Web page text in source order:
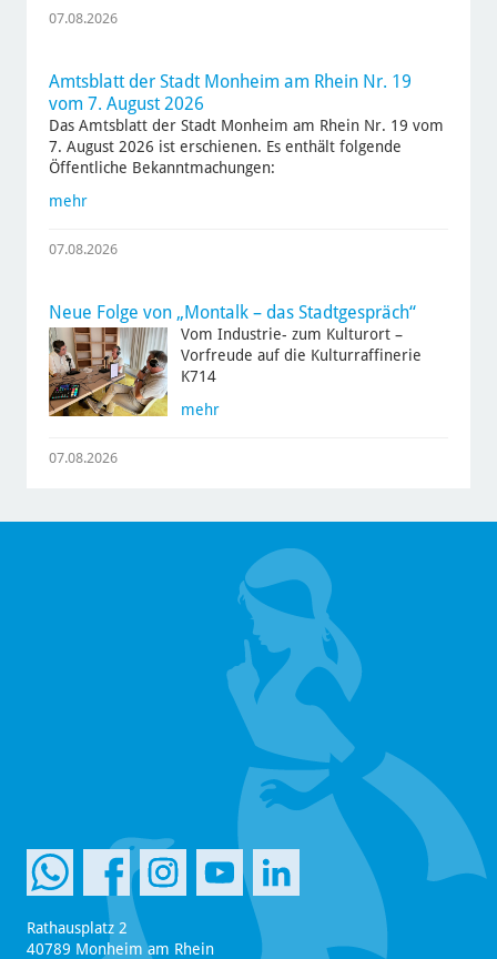
07.08.2026
Amtsblatt der Stadt Monheim am Rhein Nr. 19
vom 7. August 2026
Das Amtsblatt der Stadt Monheim am Rhein Nr. 19 vom
7. August 2026 ist erschienen. Es enthält folgende
Öffentliche Bekanntmachungen:
mehr
07.08.2026
Neue Folge von „Montalk – das Stadtgespräch“
Vom Industrie- zum Kulturort –
Vorfreude auf die Kulturraffinerie
K714
mehr
07.08.2026
Rathausplatz 2
40789 Monheim am Rhein